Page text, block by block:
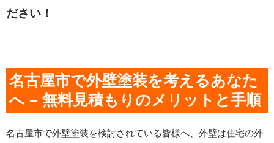
ださい！
名古屋市で外壁塗装を考えるあなた
へ – 無料見積もりのメリットと手順
名古屋市で外壁塗装を検討されている皆様へ、外壁は住宅の外